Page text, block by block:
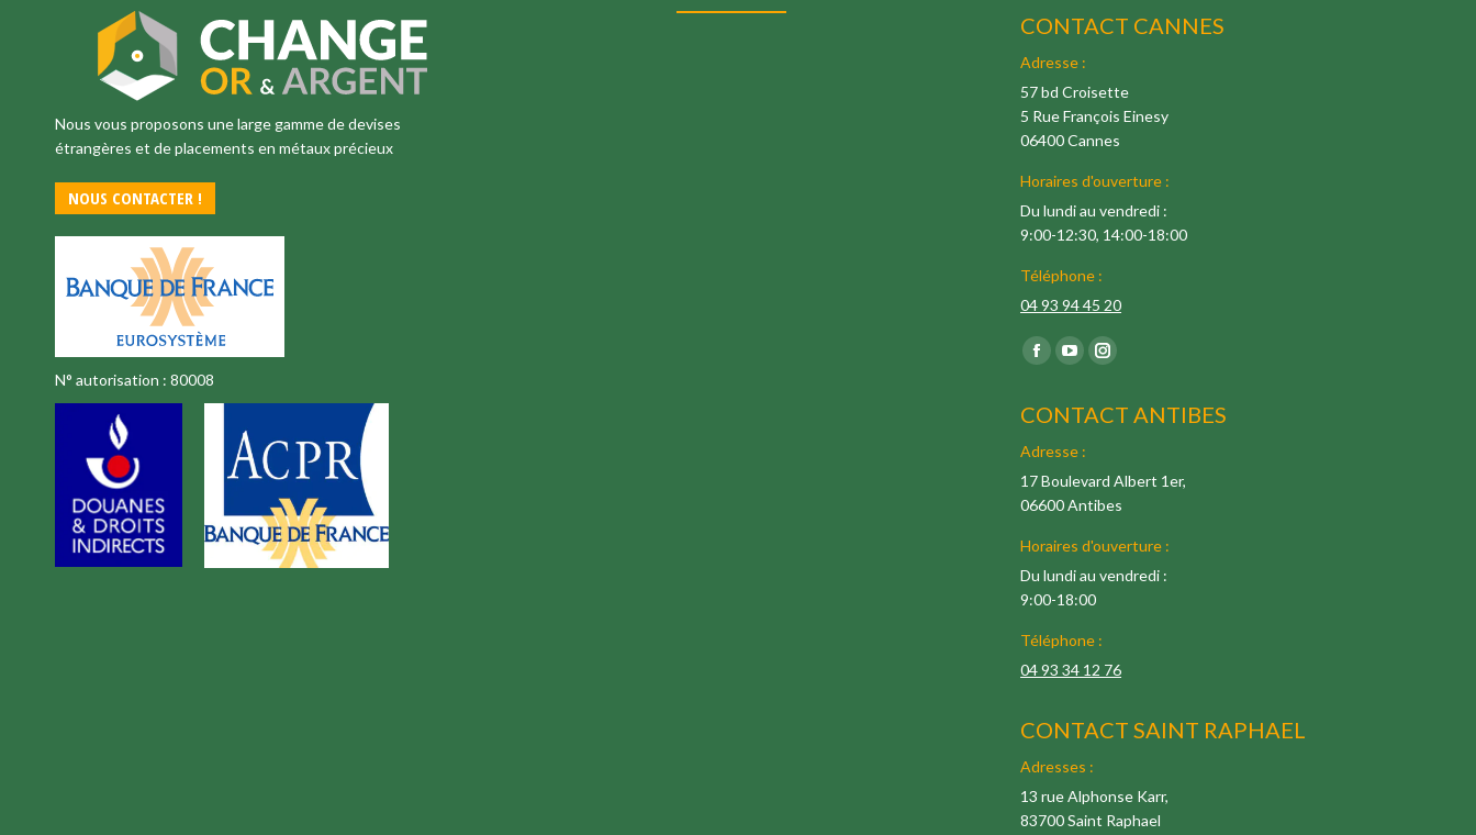
Nous vous proposons une large gamme de devises
étrangères et de placements en métaux précieux
NOUS CONTACTER !
N° autorisation : 80008
CONTACT CANNES
Adresse :
57 bd Croisette
5 Rue François Einesy
06400 Cannes
Horaires d'ouverture :
Du lundi au vendredi :
9:00-12:30, 14:00-18:00
Téléphone :
04 93 94 45 20
Trouvez nous sur :
Facebook
s'ouvre
dans
une
nouvelle
YouTube
s'ouvre
dans
une
nouvelle
Instagram
s'ouvre
une
nouvelle
CONTACT ANTIBES
Adresse :
17 Boulevard Albert 1er,
06600 Antibes
Horaires d'ouverture :
Du lundi au vendredi :
9:00-18:00
Téléphone :
04 93 34 12 76
CONTACT SAINT RAPHAEL
Adresses :
13 rue Alphonse Karr,
83700 Saint Raphael